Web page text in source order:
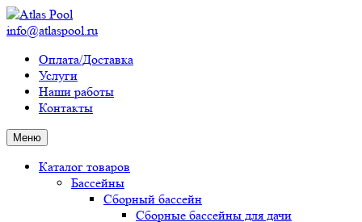
info@atlaspool.ru
Оплата/Доставка
Услуги
Наши работы
Контакты
Меню
Каталог товаров
Бассейны
Сборный бассейн
Сборные бассейны для дачи